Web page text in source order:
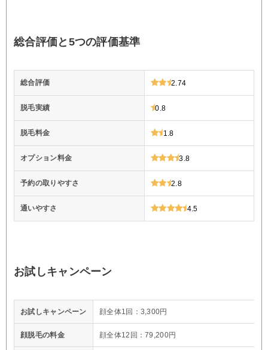
総合評価と5つの評価基準
総合評価 2.74
脱毛実績 0.8
脱毛料金 1.8
オプション料金 3.8
予約の取りやすさ 2.8
通いやすさ 4.5
お試しキャンペーン
お試しキャンペーン 顔全体1回：3,300円
顔脱毛の料金 顔全体12回：79,200円